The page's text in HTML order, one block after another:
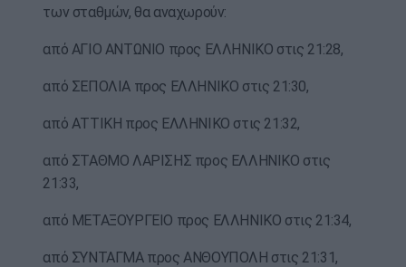
των σταθμών, θα αναχωρούν:
από ΑΓΙΟ ΑΝΤΩΝΙΟ προς ΕΛΛΗΝΙΚΟ στις 21:28,
από ΣΕΠΟΛΙΑ προς ΕΛΛΗΝΙΚΟ στις 21:30,
από ΑΤΤΙΚΗ προς ΕΛΛΗΝΙΚΟ στις 21:32,
από ΣΤΑΘΜΟ ΛΑΡΙΣΗΣ προς ΕΛΛΗΝΙΚΟ στις
21:33,
από ΜΕΤΑΞΟΥΡΓΕΙΟ προς ΕΛΛΗΝΙΚΟ στις 21:34,
από ΣΥΝΤΑΓΜΑ προς ΑΝΘΟΥΠΟΛΗ στις 21:31,